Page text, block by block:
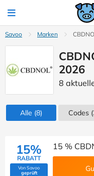
Savoo Marken
2026
8
Alle (8) Codes
15%
RABATT
Von Savoo
geprüft(Von Savoo geprüft)
15 %